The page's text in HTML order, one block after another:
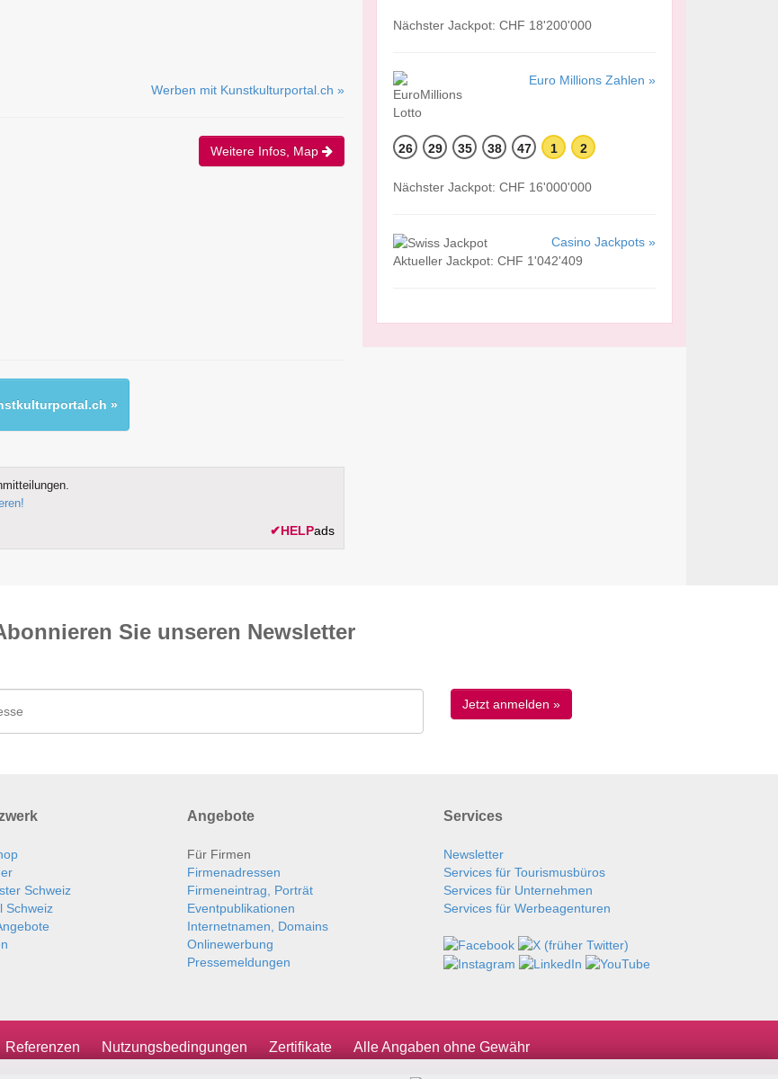
Werben mit Kunstkulturportal.ch »
Weitere Infos, Map
»
✔HELPads
Nächster Jackpot: CHF 18'200'000
Euro Millions Zahlen »
26 29 35 38 47 1 2
Nächster Jackpot: CHF 16'000'000
Casino Jackpots »
Aktueller Jackpot: CHF 1'042'409
Sie unseren News­letter
Schweiz
Schweiz
Angebote
Für Firmen
Firmenadressen
Firmeneintrag, Porträt
Eventpublikationen
Internetnamen, Domains
Onlinewerbung
Pressemeldungen
Services
Newsletter
Services für Tourismusbüros
Services für Unternehmen
Services für Werbeagenturen
Referenzen Nutzungsbedingungen Zertifikate Alle Angaben ohne Gewähr